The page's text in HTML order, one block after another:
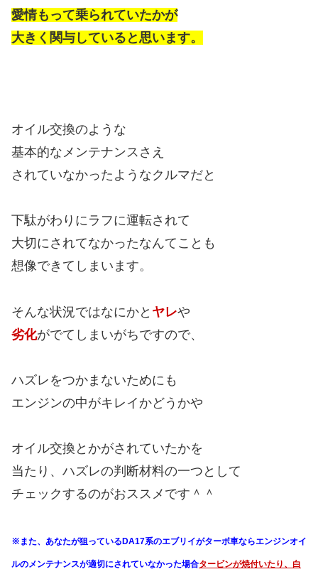
愛情もって乗られていたかが
大きく関与していると思います。
オイル交換のような
基本的なメンテナンスさえ
されていなかったようなクルマだと
下駄がわりにラフに運転されて
大切にされてなかったなんてことも
想像できてしまいます。
そんな状況ではなにかと ヤレや
劣化がでてしまいがちですので、
ハズレをつかまないためにも
エンジンの中がキレイかどうかや
オイル交換とかがされていたかを
当たり、ハズレの判断材料の一つとして
チェックするのがおススメです＾＾
※また、あなたが狙っているDA17系のエブリイがターボ車ならエンジンオイ
ルのメンテナンスが適切にされていなかった場合タービンが焼付いたり、白